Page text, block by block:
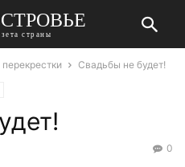
страны
Свадьбы не будет!
0